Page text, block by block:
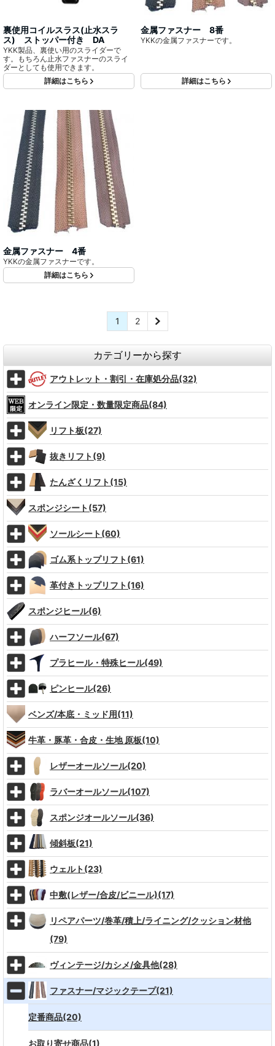
裏使用コイルスラス(止水スラ
ス) ストッパー付き DA
YKK製品、裏使い用のスライダーで
す。もちろん止水ファスナーのスライ
ダーとしても使用できます。
詳細はこちら
金属ファスナー 8番
YKKの金属ファスナーです。
詳細はこちら
金属ファスナー 4番
YKKの金属ファスナーです。
詳細はこちら
1 2
カテゴリーから探す
アウトレット・割引・在庫処分品(32)
オンライン限定・数量限定商品(84)
リフト板(27)
抜きリフト(9)
たんざくリフト(15)
スポンジシート(57)
ソールシート(60)
ゴム系トップリフト(61)
革付きトップリフト(16)
スポンジヒール(6)
ハーフソール(67)
プラヒール・特殊ヒール(49)
ピンヒール(26)
ベンズ/本底・ミッド用(11)
牛革・豚革・合皮・生地 原板(10)
レザーオールソール(20)
ラバーオールソール(107)
スポンジオールソール(36)
傾斜板(21)
ウェルト(23)
中敷(レザー/合皮/ビニール)(17)
リペアパーツ/巻革/積上/ライニング/クッション材他
(79)
ヴィンテージ/カシメ/金具他(28)
ファスナー/マジックテープ(21)
定番商品(20)
お取り寄せ商品(1)